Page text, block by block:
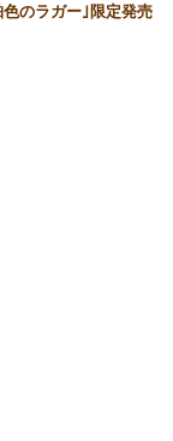
のラガー｣限定発売